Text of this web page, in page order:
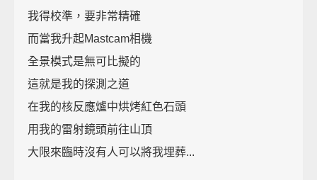
我得校準，要非常精確
而當我升起Mastcam相機
全景模式是無可比擬的
這就是我的探測之道
在我的核反應爐中烘烤紅色石頭
用我的雷射鏡頭前往山頂
大限來臨時沒有人可以將我埋葬...